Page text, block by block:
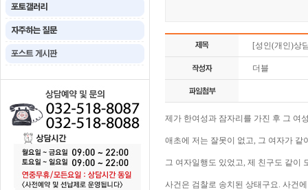
[성인(개인)상
더블
제가 한여성과 잠자리를 가진 후 그 여
애초에 저는 잘못이 없고, 그 여자가
그 여자일행도 있었고, 제 친구도 같이
사건은 검찰로 송치된 상태구요. 사건